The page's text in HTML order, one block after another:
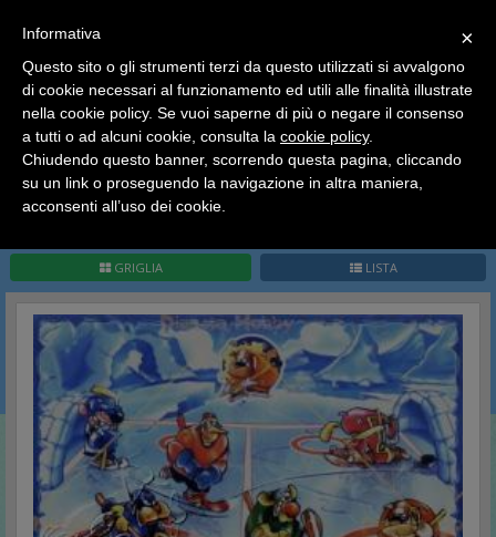
HOME Kinder Sorpresa Collection Kinder Italia Hockey
Hockey
GRIGLIA LISTA
×
Ciao a tutti, il negozio sarà chiuso dal 9/08 al 24/08
compreso.
Tutti gli ordini effettuati dopo le 15:00 del 07/08 verranno
spediti a partire dal giorno 25/08.
Buone vacanze a tutti dallo staff di Pianeta Hobby
×
Informativa
Questo sito o gli strumenti terzi da questo utilizzati si avvalgono
di cookie necessari al funzionamento ed utili alle finalità illustrate
nella cookie policy. Se vuoi saperne di più o negare il consenso
a tutti o ad alcuni cookie, consulta la cookie policy.
Chiudendo questo banner, scorrendo questa pagina, cliccando
su un link o proseguendo la navigazione in altra maniera,
acconsenti all’uso dei cookie.